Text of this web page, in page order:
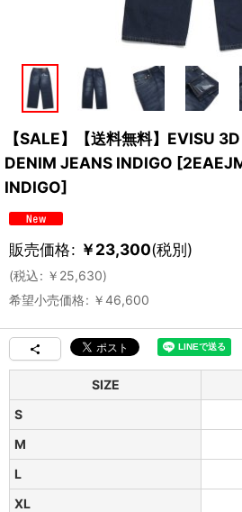
【SALE】【送料無料】EVISU
DENIM JEANS INDIGO [
INDIGO]
販売価格: ￥23,300(税別)
(税込: ￥ 25,630)
希望小売価格: ￥46,600
SIZE
S
M
L
XL